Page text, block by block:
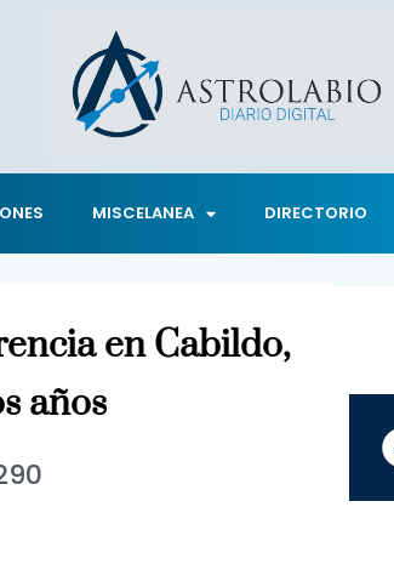
MISCELANEA DIRECTORIO
en Cabildo,
años